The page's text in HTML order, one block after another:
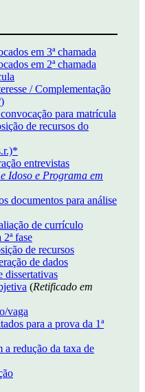
em 3ª chamada
em 2ª chamada
/ Complementação
)
para matrícula
de recursos do
entrevistas
Idoso e Programa em
documentos para análise
de currículo
fase
de recursos
de dados
dissertativas
(Retificado em
vaga
para a prova da 1ª
a redução da taxa de